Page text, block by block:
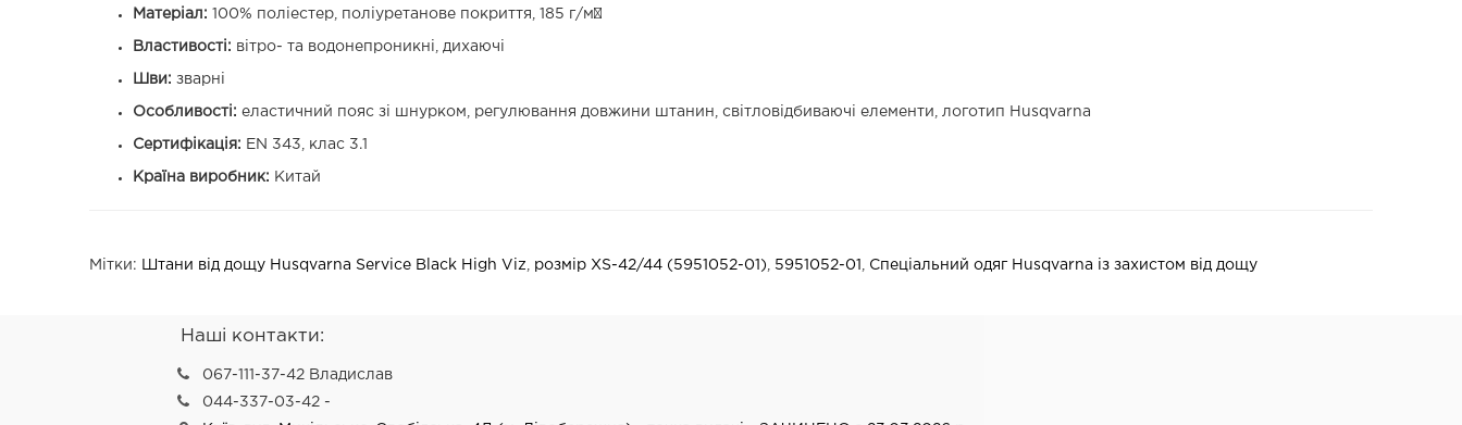
Матеріал: 100% поліестер, поліуретанове покриття, 185 г/м²
Властивості: вітро- та водонепроникні, дихаючі
Шви: зварні
Особливості: еластичний пояс зі шнурком, регулювання довжини штанин, світловідбиваючі елементи, логотип Husqvarna
Сертифікація: EN 343, клас 3.1
Країна виробник: Китай
Мітки: Штани від дощу Husqvarna Service Black High Viz розмір XS-42/44 (5951052-01) 5951052-01 Спеціальний одяг Husqvarna із захистом від дощу
Наші контакти:
067-111-37-42 Владислав
044-337-03-42 -